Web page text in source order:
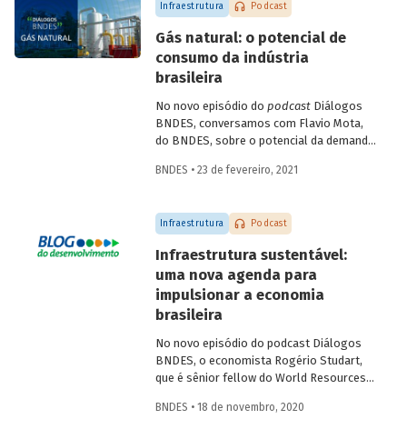
Infraestrutura Podcast
Gás natural: o potencial de
consumo da indústria
brasileira
No novo episódio do podcastDiálogos
BNDES, conversamos com Flavio Mota,
do BNDES, sobre o potencial da demanda
conversa passa pela indústria química,
diretora de Economia e Estatística da
Abiquim, e pela siderurgia, com
participação de José Carlos D’Abreu,
conselheiro da ABM e professor emérito
da PUC-Rio e do IME, e Marco Polo de
Mello Lopes, presidente-executivo do
Instituto Aço Brasil.
BNDES • 23 de fevereiro, 2021
Infraestrutura Podcast
Infraestrutura sustentável:
uma nova agenda para
impulsionar a economia
brasileira
No novo episódio do podcast Diálogos
BNDES, o economista Rogério Studart,
que é sênior fellow do World Resources
Infraestrutura, Concessões e PPPs do
BNDES • 18 de novembro, 2020